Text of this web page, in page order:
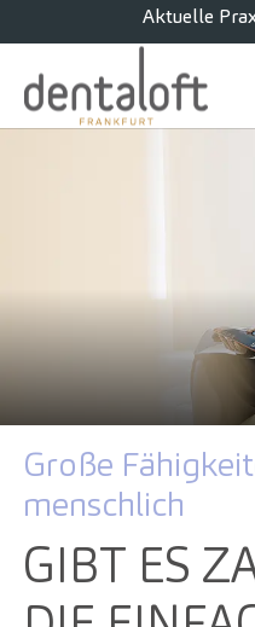
Zum Hauptinhalt springen
Aktuelle
Große
menschlich
GIBT ES